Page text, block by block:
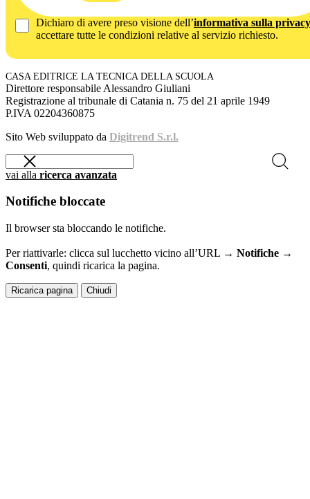
Dichiaro di avere preso visione dell’informativa sulla privacy
accettare tutte le condizioni relative al servizio richiesto.
CASA EDITRICE LA TECNICA DELLA SCUOLA
Direttore responsabile Alessandro Giuliani
Registrazione al tribunale di Catania n. 75 del 21 aprile 1949
P.IVA 02204360875
Sito Web sviluppato da Digitrend S.r.l.
vai alla ricerca avanzata
Notifiche bloccate
Il browser sta bloccando le notifiche.
Per riattivarle: clicca sul lucchetto vicino all’URL → Notifiche →
Consenti, quindi ricarica la pagina.
Ricarica pagina Chiudi